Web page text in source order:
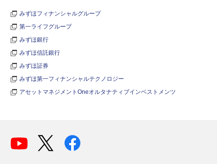
みずほフィナンシャルグループ
第一ライフグループ
みずほ銀行
みずほ信託銀行
みずほ証券
みずほ第一フィナンシャルテクノロジー
アセットマネジメントOneオルタナティブインベストメンツ